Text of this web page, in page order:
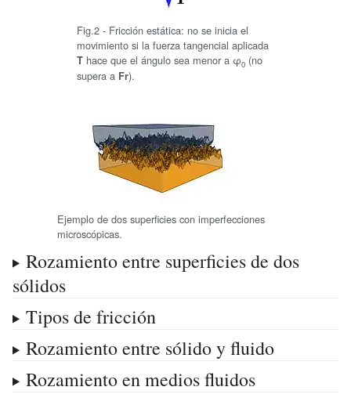
Fig.2 - Fricción estática: no se inicia el
movimiento si la fuerza tangencial aplicada
T hace que el ángulo sea menor a φ0 (no
supera a Fr).
Ejemplo de dos superficies con imperfecciones
microscópicas.
Rozamiento entre superficies de dos
sólidos
Tipos de fricción
Rozamiento entre sólido y fluido
Rozamiento en medios fluidos